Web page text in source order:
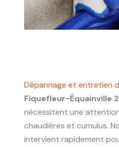
Dépannage et entretien
Fiquefleur-Équainville
nécessitent une
chaudières et cumulus.
intervient rapidement